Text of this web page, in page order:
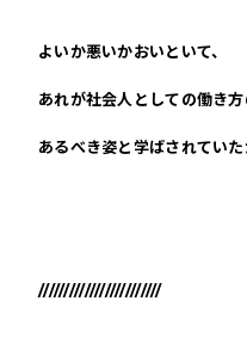
よいか悪いかおいといて、
あれが社会人としての働き方
あるべき姿と学ばされていた
////////////////////////